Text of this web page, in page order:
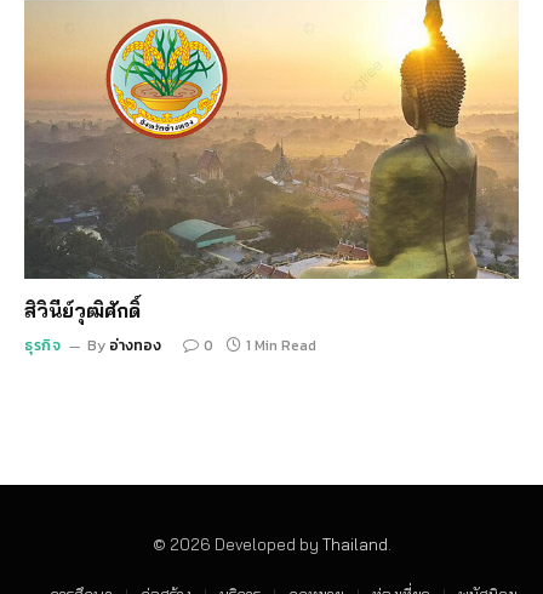
สิวินีย์วุฒิศักดิ์
ธุรกิจ By อ่างทอง 0 1 Min Read
© 2026 Developed by Thailand